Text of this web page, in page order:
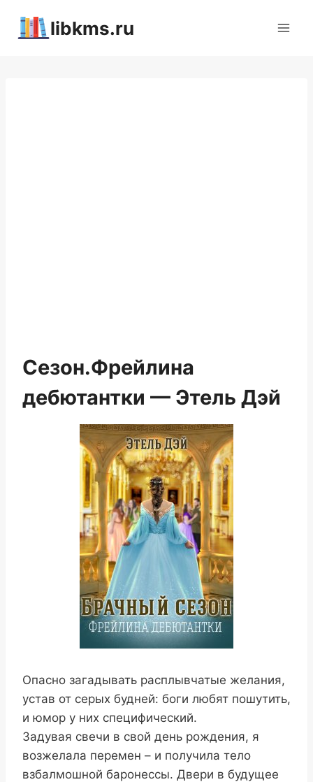
libkms.ru
Сезон.Фрейлина
дебютантки — Этель Дэй
Опасно загадывать расплывчатые желания,
устав от серых будней: боги любят пошутить,
и юмор у них специфический.
Задувая свечи в свой день рождения, я
возжелала перемен – и получила тело
взбалмошной баронессы. Двери в будущее